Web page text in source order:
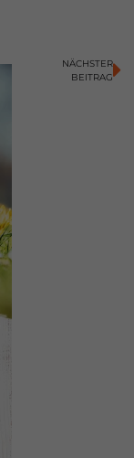
NÄCHSTER
BEITRAG